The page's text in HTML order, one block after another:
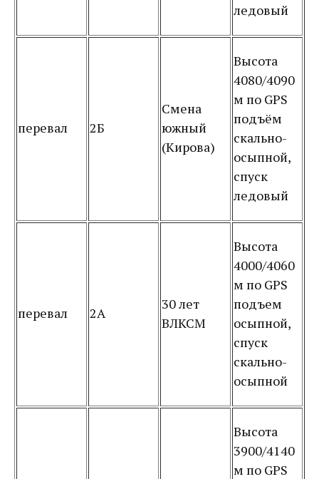
ледовый
перевал 2Б
Смена
южный
(Кирова)
Высота
4080/4090
м по GPS
подъём
скально-
осыпной,
спуск
ледовый
перевал 2А
30 лет
ВЛКСМ
Высота
4000/4060
м по GPS
подъем
осыпной,
спуск
скально-
осыпной
Высота
3900/4140
м по GPS